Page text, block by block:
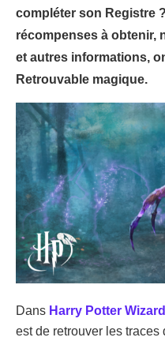
compléter son Registre
récompenses à obtenir,
et autres informations,
Retrouvable magique.
Dans Harry Potter
est de retrouver les